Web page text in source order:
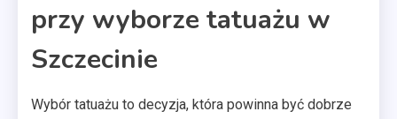
przy wyborze tatuażu w
Szczecinie
Wybór tatuażu to decyzja, która powinna być dobrze